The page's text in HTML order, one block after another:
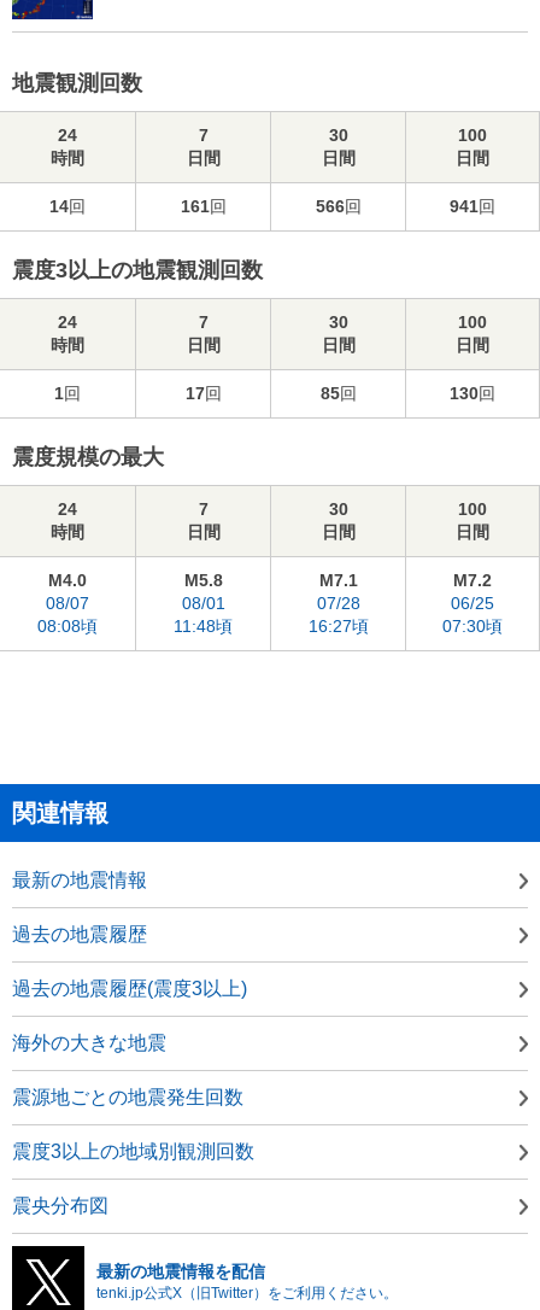
地震観測回数
24
時間
7
日間
30
日間
100
日間
14回 161回 566回 941回
震度3以上の地震観測回数
24
時間
7
日間
30
日間
100
日間
1回 17回 85回 130回
震度規模の最大
24
時間
7
日間
30
日間
100
日間
M4.0
08/07
08:08頃
M5.8
08/01
11:48頃
M7.1
07/28
16:27頃
M7.2
06/25
07:30頃
関連情報
最新の地震情報
過去の地震履歴
過去の地震履歴(震度3以上)
海外の大きな地震
震源地ごとの地震発生回数
震度3以上の地域別観測回数
震央分布図
最新の地震情報を配信
tenki.jp公式X（旧Twitter）をご利用ください。